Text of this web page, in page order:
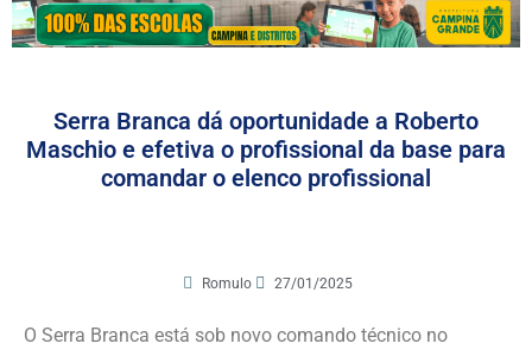
Serra Branca dá oportunidade a Roberto
Maschio e efetiva o profissional da base para
comandar o elenco profissional
Romulo 27/01/2025
O Serra Branca está sob novo comando técnico no